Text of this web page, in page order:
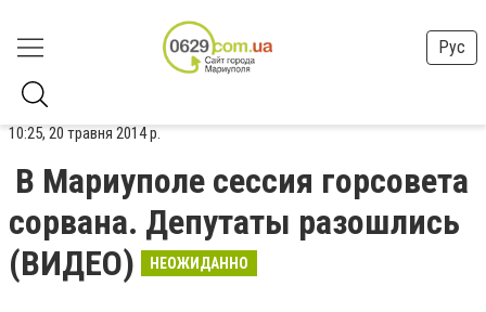
Рус
10:25, 20 травня 2014 р.
В Мариуполе сессия горсовета
сорвана. Депутаты разошлись
(ВИДЕО)
НЕОЖИДАННО